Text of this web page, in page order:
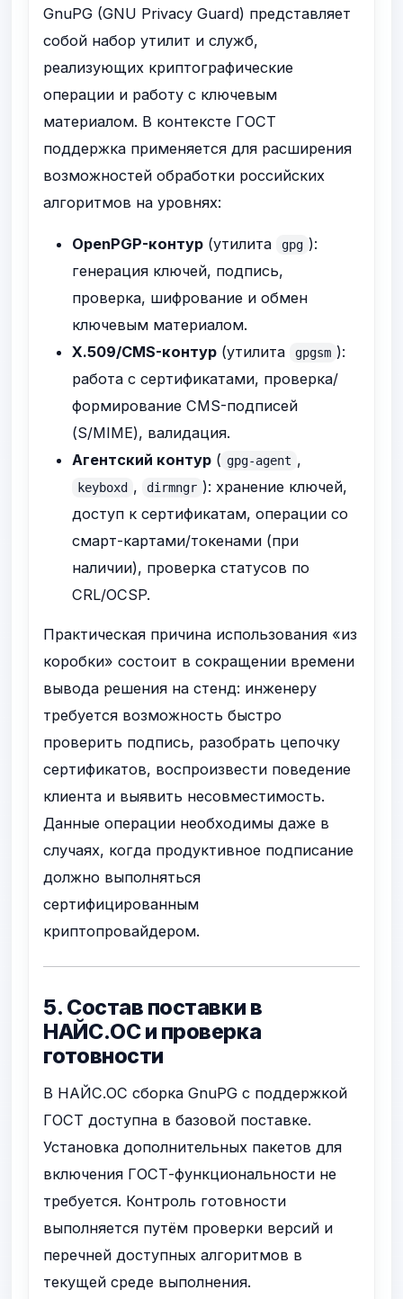
GnuPG (GNU Privacy Guard) представляет
собой набор утилит и служб,
реализующих криптографические
операции и работу с ключевым
материалом. В контексте ГОСТ
поддержка применяется для расширения
возможностей обработки российских
алгоритмов на уровнях:
OpenPGP-контур (утилита gpg ):
генерация ключей, подпись,
проверка, шифрование и обмен
ключевым материалом.
X.509/CMS-контур (утилита gpgsm ):
работа с сертификатами, проверка/
формирование CMS-подписей
(S/MIME), валидация.
Агентский контур ( gpg-agent ,
keyboxd , dirmngr ): хранение ключей,
доступ к сертификатам, операции со
смарт-картами/токенами (при
наличии), проверка статусов по
CRL/OCSP.
Практическая причина использования «из
коробки» состоит в сокращении времени
вывода решения на стенд: инженеру
требуется возможность быстро
проверить подпись, разобрать цепочку
сертификатов, воспроизвести поведение
клиента и выявить несовместимость.
Данные операции необходимы даже в
случаях, когда продуктивное подписание
должно выполняться
сертифицированным
криптопровайдером.
5. Состав поставки в
НАЙС.ОС и проверка
готовности
В НАЙС.ОС сборка GnuPG с поддержкой
ГОСТ доступна в базовой поставке.
Установка дополнительных пакетов для
включения ГОСТ-функциональности не
требуется. Контроль готовности
выполняется путём проверки версий и
перечней доступных алгоритмов в
текущей среде выполнения.